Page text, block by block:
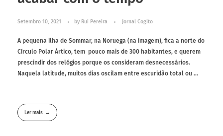
Setembro 10, 2021 by Rui Pereira Jornal Cogito
A pequena ilha de Sommar, na Noruega (na imagem), fica a norte do
Círculo Polar Ártico, tem pouco mais de 300 habitantes, e querem
prescindir dos relógios porque os consideram desnecessários.
Naquela latitude, muitos dias oscilam entre escuridão total ou ...
Ler mais